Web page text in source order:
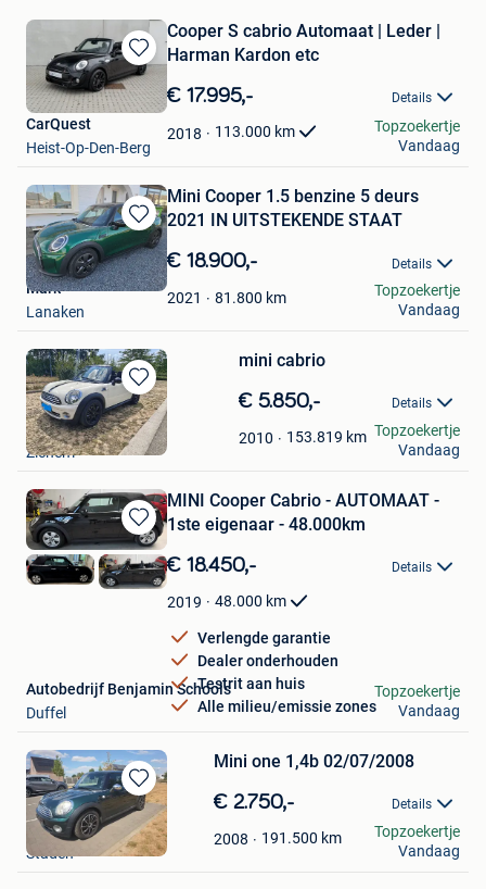
Bewaren
in
Mijn
Favorieten
Cooper S cabrio Automaat | Leder |
Harman Kardon etc
€ 17.995,- Details
2018 113.000 km
CarQuest
Heist-Op-Den-Berg
Topzoekertje
Vandaag
Bewaren
in
Mijn
Favorieten
Mini Cooper 1.5 benzine 5 deurs
2021 IN UITSTEKENDE STAAT
€ 18.900,- Details
2021 81.800 km
Mark
Lanaken
Topzoekertje
Vandaag
Bewaren
in
Mijn
Favorieten
mini cabrio
€ 5.850,- Details
2010 153.819 km
p
Zichem
Topzoekertje
Vandaag
Bewaren
in
Mijn
Favorieten
MINI Cooper Cabrio - AUTOMAAT -
1ste eigenaar - 48.000km
€ 18.450,- Details
2019 48.000 km
Verlengde garantie
Dealer onderhouden
Testrit aan huis
Alle milieu/emissie zones
Autobedrijf Benjamin Schools
Duffel
Topzoekertje
Vandaag
Bewaren
in
Mijn
Favorieten
Mini one 1,4b 02/07/2008
€ 2.750,- Details
2008 191.500 km
Alex
Staden
Topzoekertje
Vandaag